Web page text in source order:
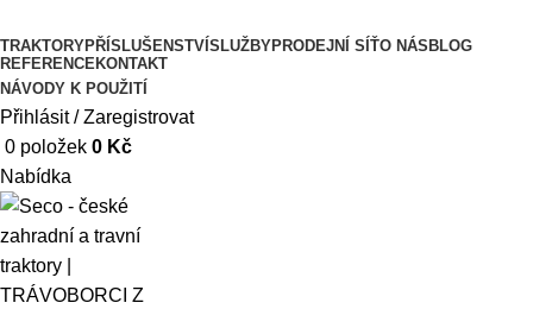
TRAKTORYPŘÍSLUŠENSTVÍ SLUŽBYPRODEJNÍ SÍŤO NÁS BLOG
REFERENCEKONTAKT
NÁVODY K POUŽITÍ
Přihlásit / Zaregistrovat
0 položek 0 Kč
Nabídka